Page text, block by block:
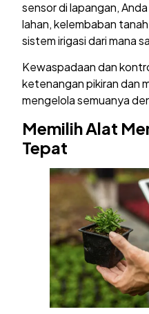
sensor di lapangan,
lahan, kelembaban
sistem irigasi dari mana
Kewaspadaan dan
ketenangan pikiran dan
mengelola semuanya
Memilih Alat
Tepat